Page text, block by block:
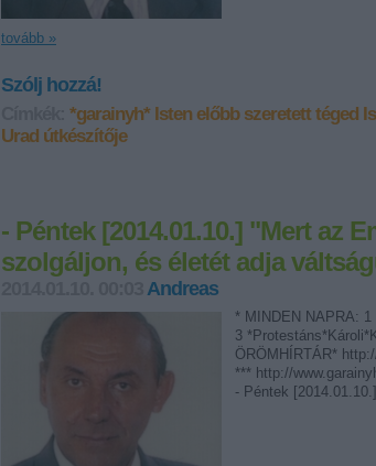
tovább »
Szólj hozzá!
*garainyh* Isten előbb szeretett téged
Urad útkészítője
- Péntek [2014.01.10.] "Mert az
szolgáljon, és életét adja
Andreas
* MINDEN NAPRA:
3
ÖRÖMHÍRTÁR*
*** http://
- Péntek